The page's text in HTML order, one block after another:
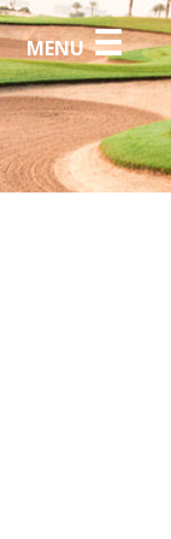
MENU☰